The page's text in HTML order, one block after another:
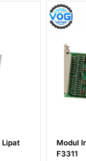
Lipat
Modul
F3311